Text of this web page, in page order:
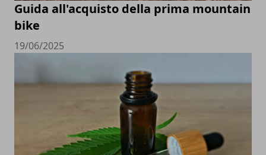
Guida all'acquisto della prima mountain
bike
19/06/2025